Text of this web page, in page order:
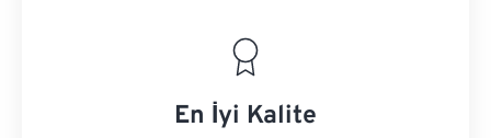
En İyi Kalite